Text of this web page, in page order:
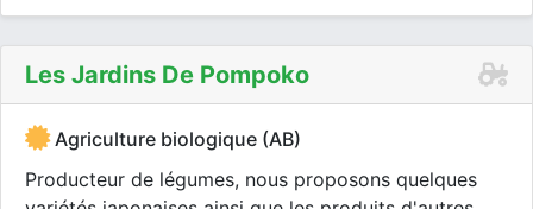
Les Jardins De Pompoko
Agriculture biologique (AB)
Producteur de légumes, nous proposons quelques